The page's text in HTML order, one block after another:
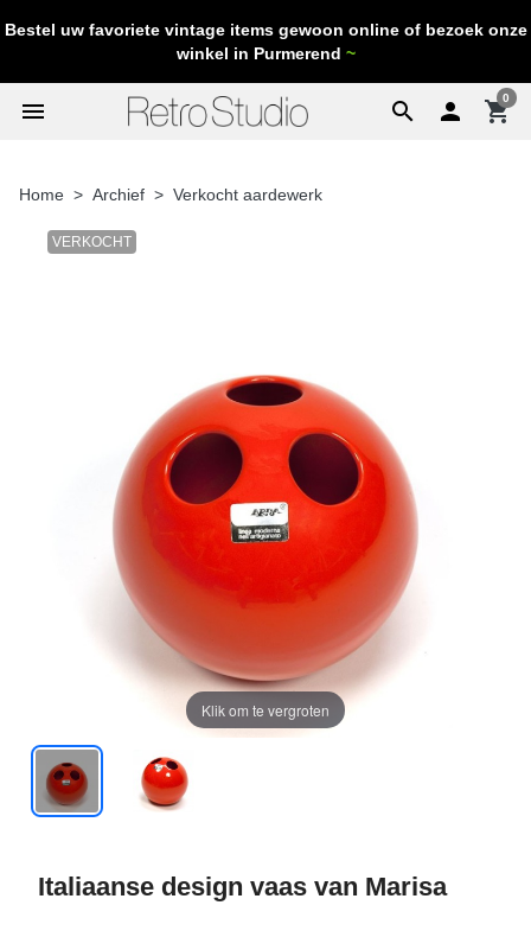
Bestel uw favoriete vintage items gewoon online of bezoek onze
winkel in Purmerend ~
search
menu  shopping_cart
0
Home Archief Verkocht aardewerk
VERKOCHT
Klik om te vergroten
Italiaanse design vaas van Marisa